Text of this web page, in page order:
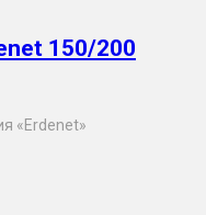
150/200
«Erdenet»